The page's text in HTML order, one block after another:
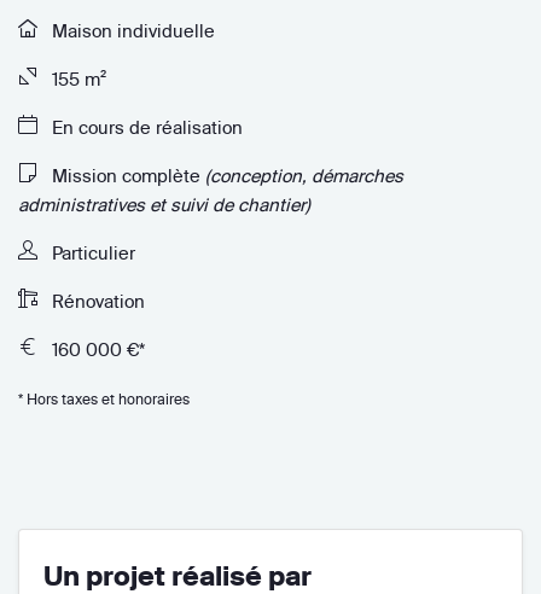
Maison individuelle
155 m²
En cours de réalisation
Mission complète (conception, démarches
administratives et suivi de chantier)
Particulier
Rénovation
160 000 €*
* Hors taxes et honoraires
Un projet réalisé par